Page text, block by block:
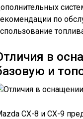
по
в
и
CX-8 и CX-9